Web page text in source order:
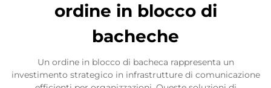
ordine in blocco di
bacheche
Un ordine in blocco di bacheca rappresenta un
investimento strategico in infrastrutture di comunicazione